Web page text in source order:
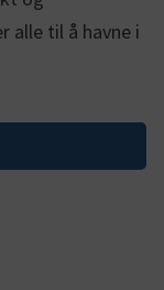
alle til å havne i